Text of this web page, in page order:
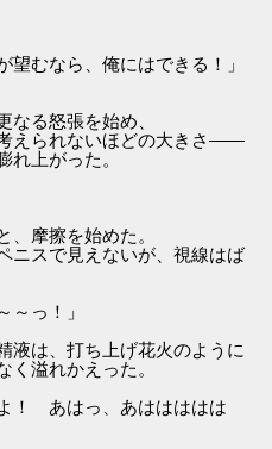
むなら、俺にはできる！」
なる怒張を始め、
えられないほどの大きさ――
れ上がった。
、摩擦を始めた。
ニスで見えないが、視線はば
～っ！」
液は、打ち上げ花火のように
く溢れかえった。
！ あはっ、あははははは